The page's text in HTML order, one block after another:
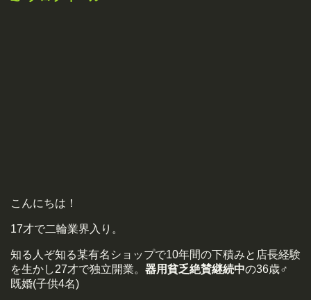
こんにちは！
17才で二輪業界入り。
知る人ぞ知る某有名ショップで10年間の下積みと店長経験
を生かし27才で独立開業。 器用貧乏絶賛継続中の36歳♂
既婚(子供4名)